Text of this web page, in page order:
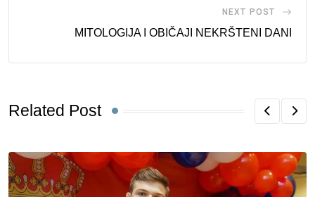
NEXT POST
MITOLOGIJA I OBIČAJI NEKRŠTENI DANI
Related Post